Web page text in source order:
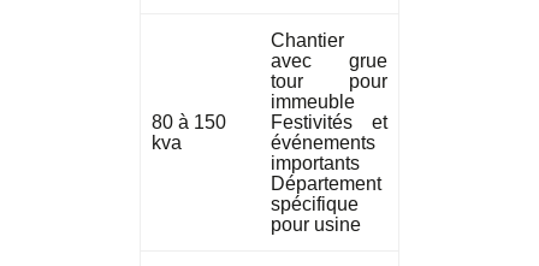
80 à 150
kva
Chantier
avec grue
tour pour
immeuble
Festivités et
événements
importants
Département
spécifique
pour usine